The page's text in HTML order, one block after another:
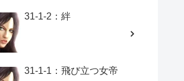
31-1-2：絆
31-1-1：飛び立つ女帝